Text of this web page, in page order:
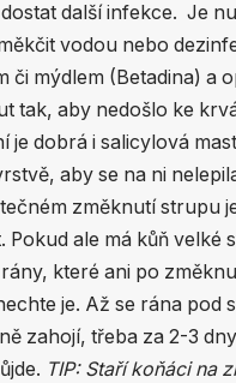
další infekce. Je
vodou nebo
či mýdlem (Betadina) a
tak, aby nedošlo ke
je dobrá i salicylová
aby se na ni
změknutí strupu
Pokud ale má kůň velké
které ani po
je. Až se rána pod
zahojí, třeba za 2-3
TIP: Staří koňáci na